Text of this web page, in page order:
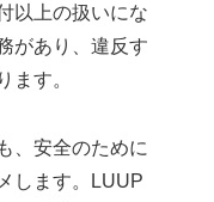
以上の扱いにな
があり、違反す
ます。
、安全のために
します。LUUP